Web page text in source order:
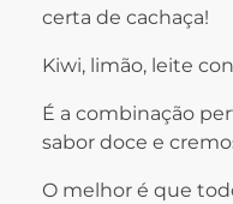
certa de cachaça!
Kiwi, limão, leite
É a combinação
sabor doce e
O melhor é que